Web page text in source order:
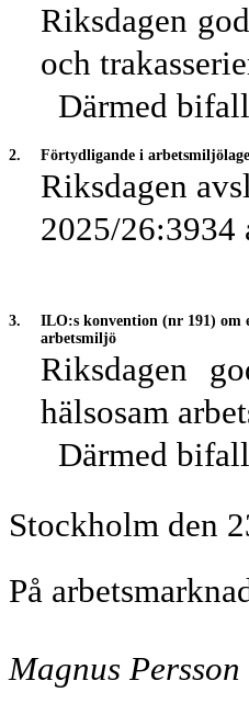
Riksdagen
och
Därmed
2. Förtydligande i
Riksdagen
2025/26:3934
3.
ILO:s konvention (nr 191) om
arbetsmiljö
Riksdagen
hälsosam
Därmed
Stockholm den
På
Magnus Persson